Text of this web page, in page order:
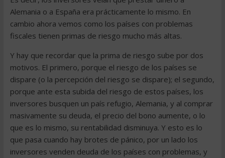
Alemania o a España era prácticamente lo mismo. En
cambio ahora vemos como los países con problemas
fiscales tienen primas de riesgo mucho más altas.
Y hay que recordar que la prima de riesgo sube por dos
motivos. El primero, porque el riesgo de los países se
dispare (o la percepción del riesgo se dispare); el segundo,
porque ante esta subida del riesgo de estos países, los
inversores busquen un país refugio, Alemania, y al comprar
masivamente su deuda, el precio del bono aumente, o lo
que es lo mismo, su rentabilidad disminuya. Y esto es lo
que pasa cuando hay brotes de pánico, por un lado los
inversores venden deuda de los países con problemas, y